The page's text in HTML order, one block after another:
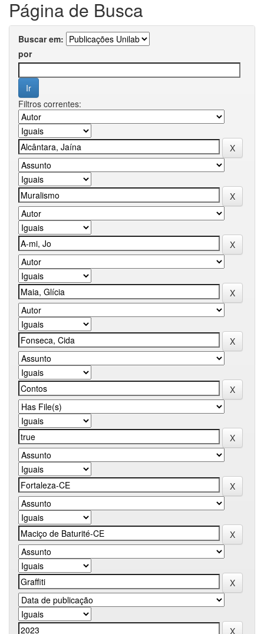
Página de Busca
Buscar em:
por
Filtros correntes: